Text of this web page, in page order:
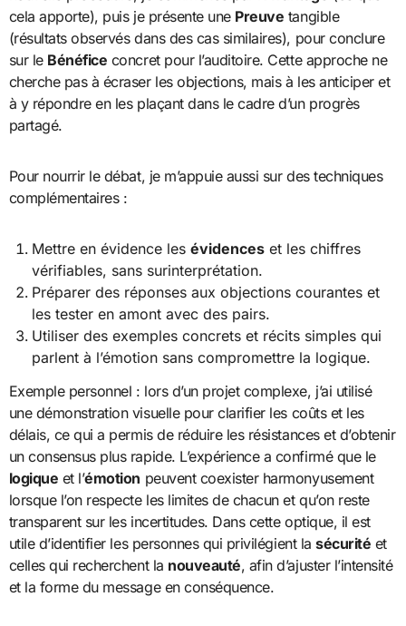
cela apporte), puis je présente une Preuve tangible
(résultats observés dans des cas similaires), pour conclure
sur le Bénéfice concret pour l’auditoire. Cette approche ne
cherche pas à écraser les objections, mais à les anticiper et
à y répondre en les plaçant dans le cadre d’un progrès
partagé.
Pour nourrir le débat, je m’appuie aussi sur des techniques
complémentaires :
Mettre en évidence lesévidences et les chiffres
vérifiables, sans surinterprétation.
Préparer des réponses aux objections courantes et
les tester en amont avec des pairs.
Utiliser des exemples concrets et récits simples qui
parlent à l’émotion sans compromettre la logique.
Exemple personnel : lors d’un projet complexe, j’ai utilisé
une démonstration visuelle pour clarifier les coûts et les
délais, ce qui a permis de réduire les résistances et d’obtenir
un consensus plus rapide. L’expérience a confirmé que le
logique et l’émotion peuvent coexister harmonyusement
lorsque l’on respecte les limites de chacun et qu’on reste
transparent sur les incertitudes. Dans cette optique, il est
utile d’identifier les personnes qui privilégient lasécurité et
celles qui recherchent la nouveauté, afin d’ajuster l’intensité
et la forme du message en conséquence.